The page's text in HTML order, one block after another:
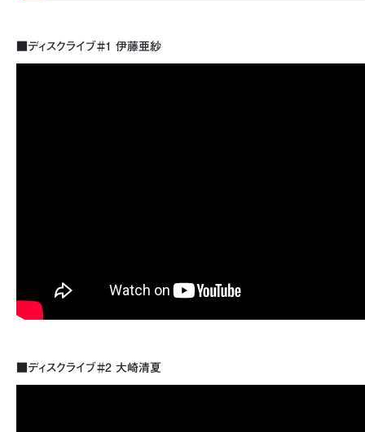
■ディスクライブ＃1 伊藤亜紗
■ディスクライブ＃2 大崎清夏